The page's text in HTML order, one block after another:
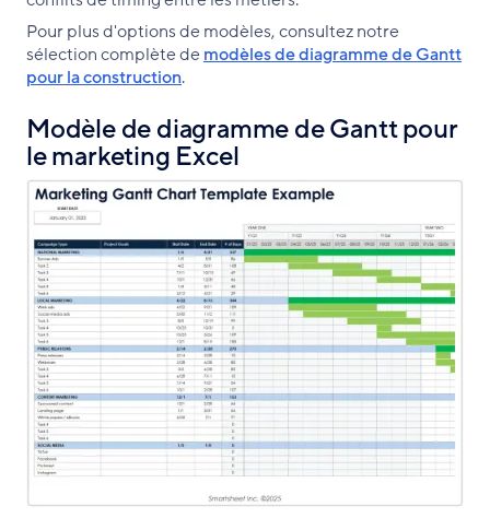
Pour plus d'options de modèles, consultez notre
sélection complète demodèles de diagramme de Gantt
pour la construction.
Modèle de diagramme de Gantt pour
le marketing Excel